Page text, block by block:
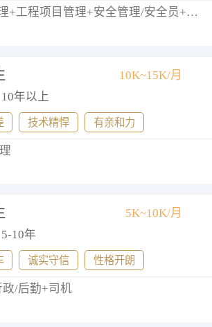
EHS管理+工程项目管理+安全管理/安全员+物业经理/主管
10K~15K/月
10年以上
技术精悍 有亲和力
5K~10K/月
5-10年
诚实守信 性格开朗
政/后勤+司机